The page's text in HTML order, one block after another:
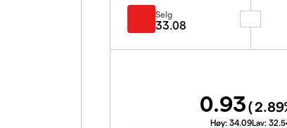
Selg
33.08
0.93(2.89
Høy: 34.09Lav: